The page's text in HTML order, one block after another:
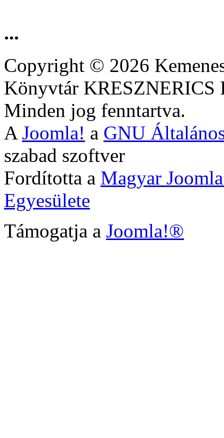
...
Copyright © 2026
Könyvtár
Minden jog fenntartva.
A Joomla! a GNU
szabad szoftver
Fordította a Magyar
Egyesülete
Támogatja a Joomla!®